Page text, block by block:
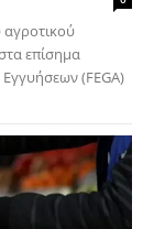
επίσημα
(FEGA)